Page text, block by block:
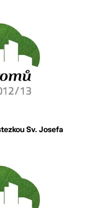
Sv. Josefa